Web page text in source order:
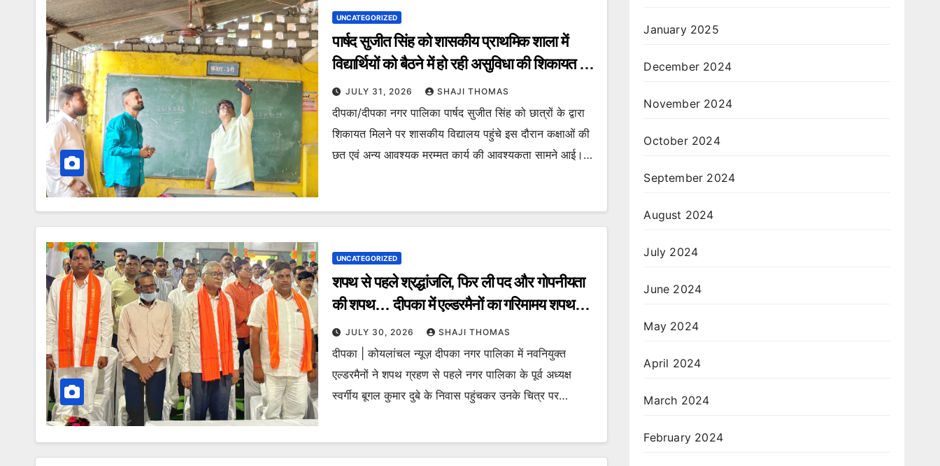
UNCATEGORIZED
पार्षद सुजीत सिंह को शासकीय प्राथमिक शाला में
विद्यार्थियों को बैठने में हो रही असुविधा की शिकायत पर
विद्यालय के स्थिति का निरीक्षण किया।
JULY 31, 2026 SHAJI THOMAS
दीपका/दीपका नगर पालिका पार्षद सुजीत सिंह को छात्रों के द्वारा
शिकायत मिलने पर शासकीय विद्यालय पहुंचे इस दौरान कक्षाओं की
छत एवं अन्य आवश्यक मरम्मत कार्य की आवश्यकता सामने आई।…
UNCATEGORIZED
शपथ से पहले श्रद्धांजलि, फिर ली पद और गोपनीयता
की शपथ… दीपका में एल्डरमैनों का गरिमामय शपथ
ग्रहण समारोह।
JULY 30, 2026 SHAJI THOMAS
दीपका | कोयलांचल न्यूज़ दीपका नगर पालिका में नवनियुक्त
एल्डरमैनों ने शपथ ग्रहण से पहले नगर पालिका के पूर्व अध्यक्ष
स्वर्गीय बूगल कुमार दुबे के निवास पहुंचकर उनके चित्र पर…
January 2025
December 2024
November 2024
October 2024
September 2024
August 2024
July 2024
June 2024
May 2024
April 2024
March 2024
February 2024